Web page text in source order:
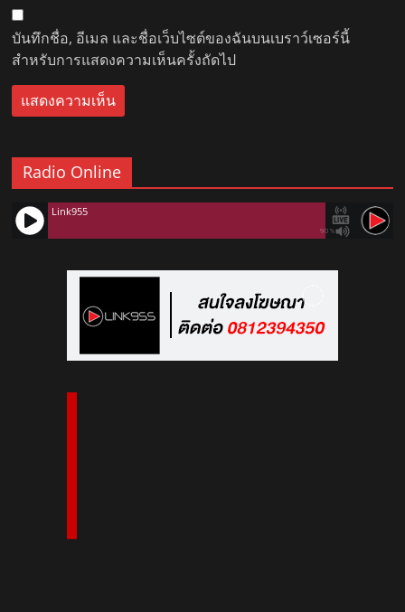
บันทึกชื่อ, อีเมล และชื่อเว็บไซต์ของฉันบนเบราว์เซอร์นี้
สำหรับการแสดงความเห็นครั้งถัดไป
Radio Online
90%
Link955